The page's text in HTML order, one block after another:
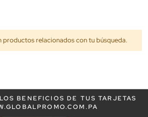
productos relacionados con tu búsqueda.
BENEFICIOS DE TUS TARJETAS